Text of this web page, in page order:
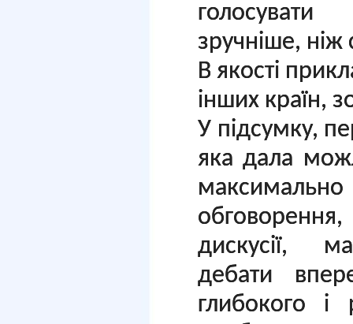
зручніше, ніж
В якості
інших країн,
У підсумку,
яка дала
дискусії,
дебати
глибокого і